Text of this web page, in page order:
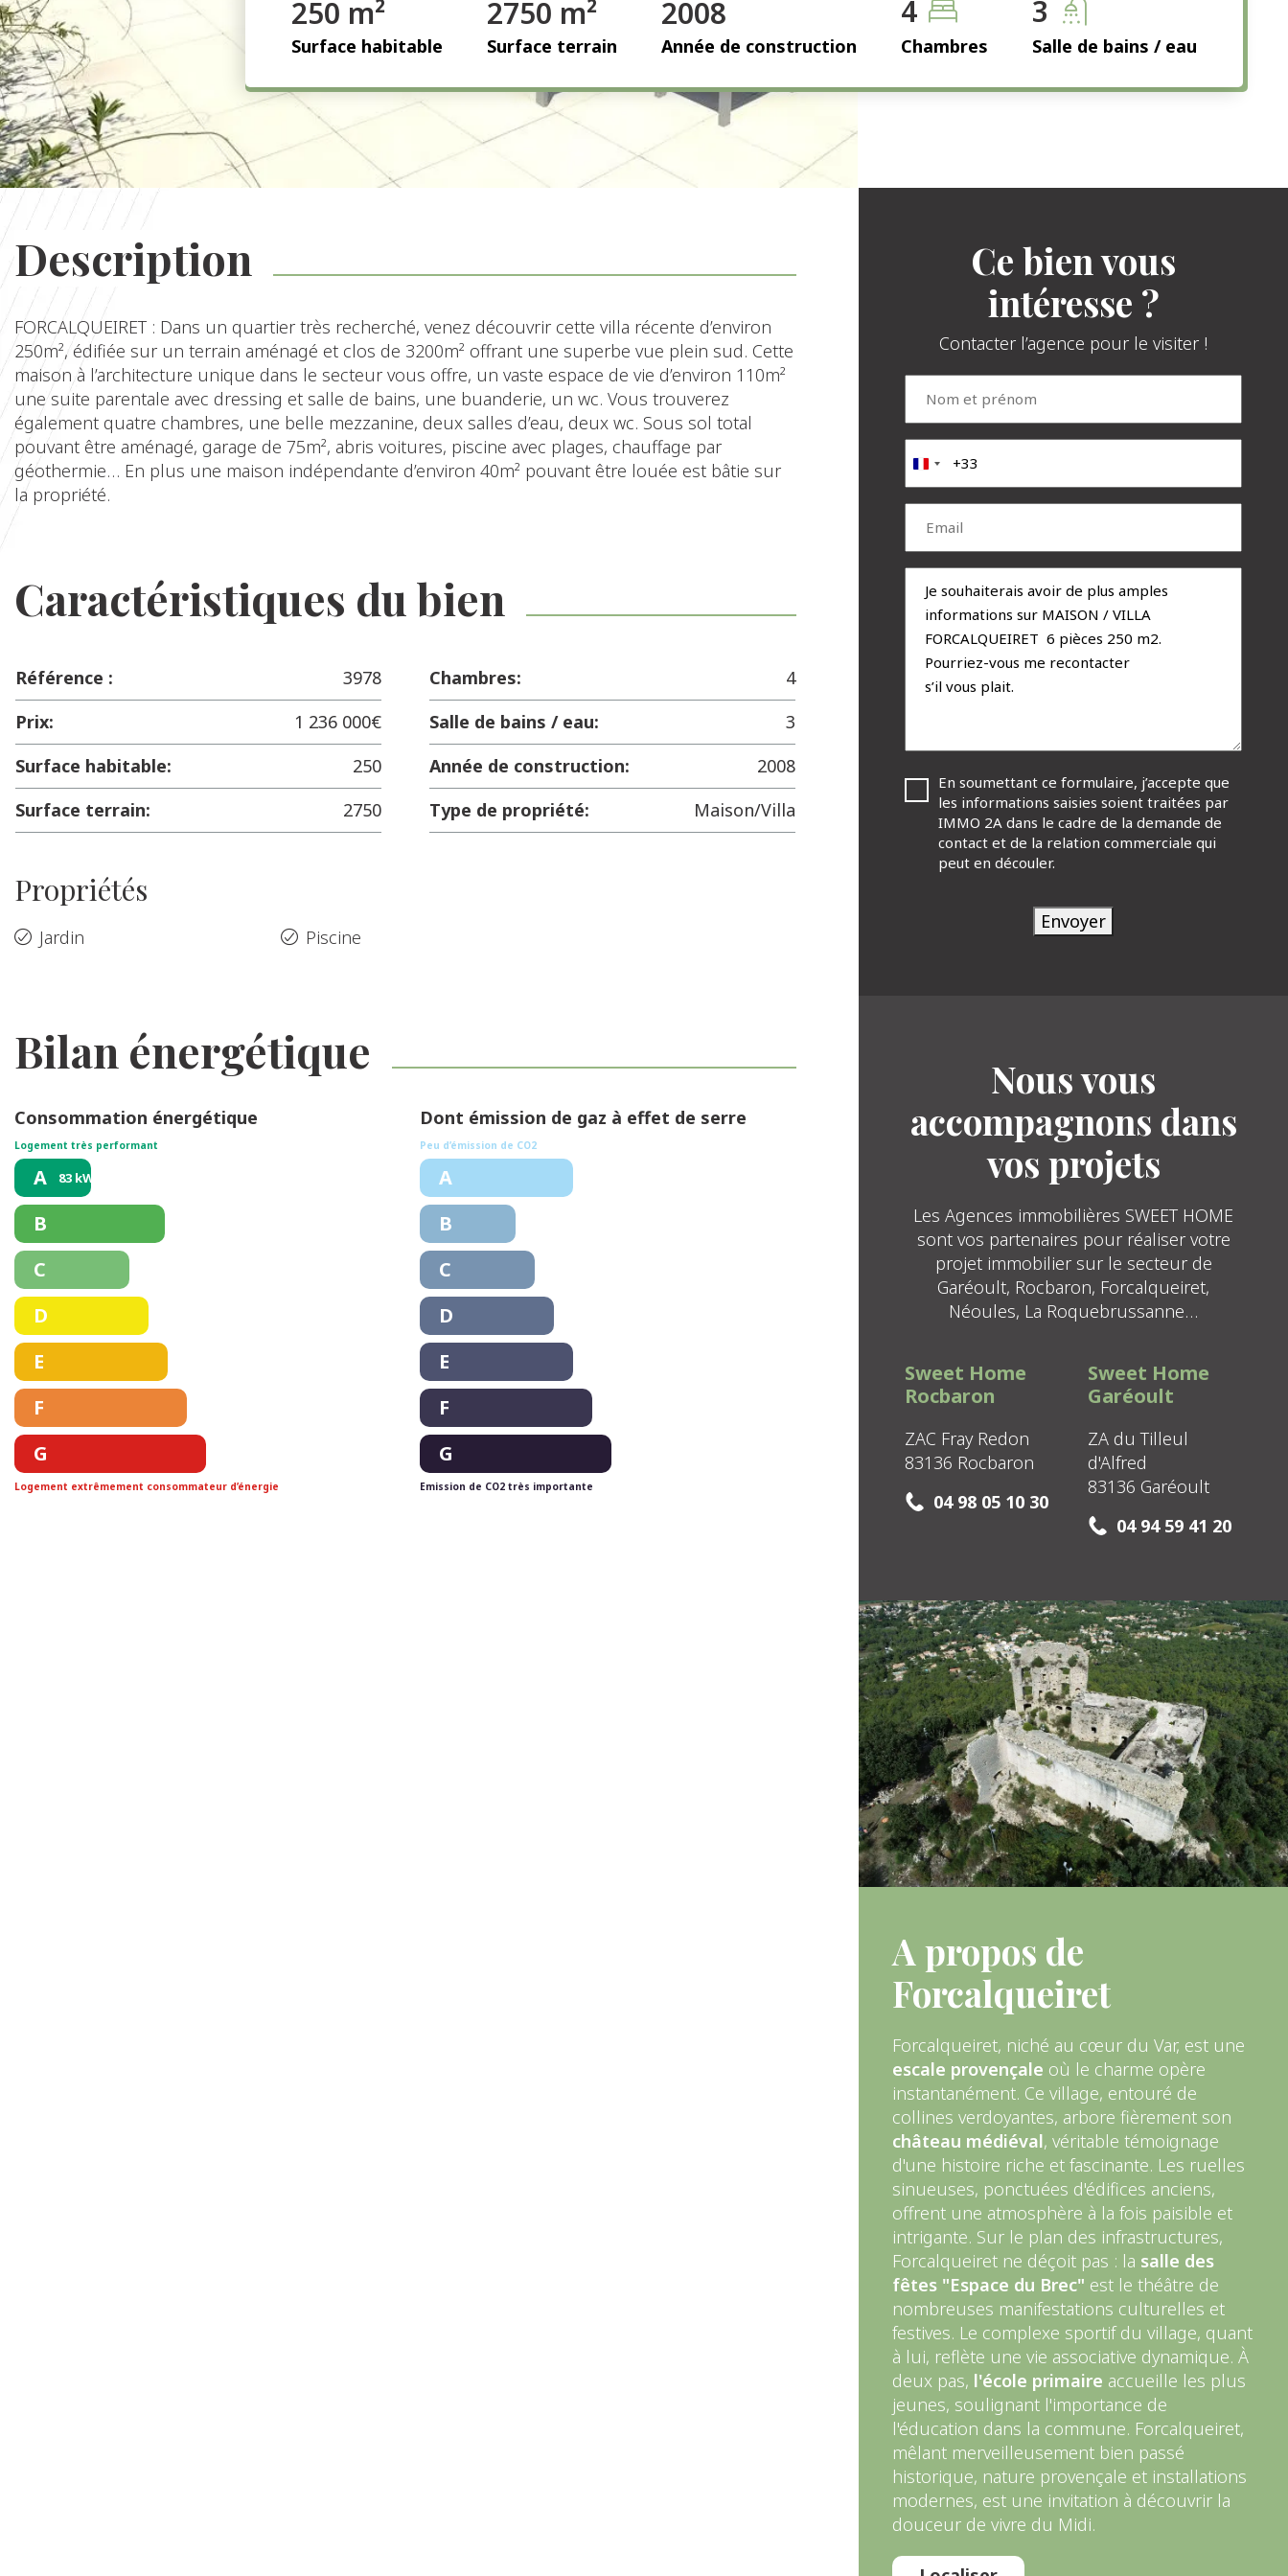
4
Chambres
3
Salle de bains / eau
250 m²
Surface habitable
2750 m²
Surface terrain
2008
Année de construction
Description
FORCALQUEIRET : Dans un quartier très recherché, venez découvrir cette villa récente d’environ
250m², édifiée sur un terrain aménagé et clos de 3200m² offrant une superbe vue plein sud. Cette
maison à l’architecture unique dans le secteur vous offre, un vaste espace de vie d’environ 110m²
une suite parentale avec dressing et salle de bains, une buanderie, un wc. Vous trouverez
également quatre chambres, une belle mezzanine, deux salles d’eau, deux wc. Sous sol total
pouvant être aménagé, garage de 75m², abris voitures, piscine avec plages, chauffage par
géothermie… En plus une maison indépendante d’environ 40m² pouvant être louée est bâtie sur
la propriété.
Caractéristiques du bien
Référence :
3978
Prix:
1 236 000€
Surface habitable:
250
Surface terrain:
2750
Chambres:
4
Salle de bains / eau:
3
Année de construction:
2008
Type de propriété:
Maison/Villa
Propriétés
Jardin Piscine
Bilan énergétique
Consommation énergétique
Logement très performant
A 83 kWh/m².an
B
C
D
E
F
G
Logement extrêmement consommateur d’énergie
Dont émission de gaz à effet de serre
Peu d’émission de CO2
A
B
C
D
E
F
G
Emission de CO2 très importante
Ce bien vous
intéresse ?
Contacter l’agence pour le visiter !
France
+33
RGPD(Nécessaire)
En soumettant ce formulaire, j’accepte que
les informations saisies soient traitées par
IMMO 2A dans le cadre de la demande de
contact et de la relation commerciale qui
peut en découler.
Envoyer
Nous vous
accompagnons dans
vos projets
Les Agences immobilières SWEET HOME
sont vos partenaires pour réaliser votre
projet immobilier sur le secteur de
Garéoult, Rocbaron, Forcalqueiret,
Néoules, La Roquebrussanne…
Sweet Home
Rocbaron
ZAC Fray Redon
83136 Rocbaron
04 98 05 10 30
Sweet Home
Garéoult
ZA du Tilleul
d'Alfred
83136 Garéoult
04 94 59 41 20
A propos de
Forcalqueiret
Forcalqueiret, niché au cœur du Var, est une
escale provençale où le charme opère
instantanément. Ce village, entouré de
collines verdoyantes, arbore fièrement son
château médiéval, véritable témoignage
d'une histoire riche et fascinante. Les ruelles
sinueuses, ponctuées d'édifices anciens,
offrent une atmosphère à la fois paisible et
intrigante. Sur le plan des infrastructures,
Forcalqueiret ne déçoit pas : la salle des
fêtes "Espace du Brec" est le théâtre de
nombreuses manifestations culturelles et
festives. Le complexe sportif du village, quant
à lui, reflète une vie associative dynamique. À
deux pas, l'école primaire accueille les plus
jeunes, soulignant l'importance de
l'éducation dans la commune. Forcalqueiret,
mêlant merveilleusement bien passé
historique, nature provençale et installations
modernes, est une invitation à découvrir la
douceur de vivre du Midi.